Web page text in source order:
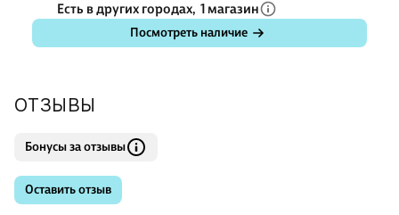
Есть в других городах, 1 магазин
Посмотреть наличие
ОТЗЫВЫ
Бонусы за отзывы
Оставить отзыв